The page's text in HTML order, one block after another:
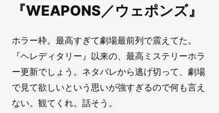
『WEAPONS／ウェポンズ』
ホラー枠。最高すぎて劇場最前列で震えてた。
『ヘレディタリー』以来の、最高ミステリーホラ
ー更新でしょう。ネタバレから逃げ切って、劇場
で見て欲しいという思いが強すぎるので何も言え
ない。観てくれ。話そう。